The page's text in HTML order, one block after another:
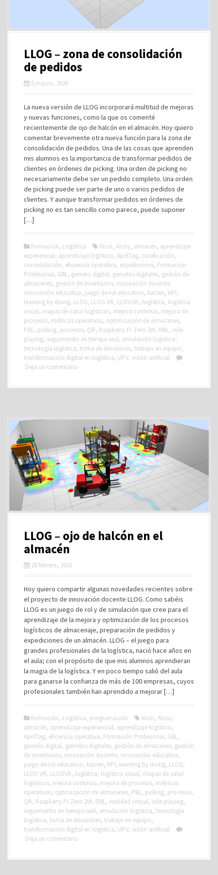
LLOG – zona de consolidación
de pedidos
5 marzo, 2026
La nueva versión de LLOG incorporará multitud de mejoras
y nuevas funciones, como la que os comenté
recientemente de ojo de halcón en el almacén. Hoy quiero
comentar brevemente otra nueva función para la zona de
consolidación de pedidos. Una de las cosas que aprenden
mis alumnos es la importancia de transformar pedidos de
clientes en órdenes de picking. Una orden de picking no
necesariamente debe ser un pedido completo. Una orden
de picking puede ser parte de uno o varios pedidos de
clientes. Y aunque transformar pedidos en órdenes de
picking no es tan sencillo como parece, puede suponer
[…]
formación, Logística Alcoi, Alcoy, almacén, aprendizaje
experiencial, aprendizaje logístico, AprilTag, clasificación,
consolidación, eficiencia operativa, expediciones, Formación
Profesional, GBL, gemelo digital, gemelos digitales, gestión de
almacenes, gestión de inventarios, innovación docente,
innovación educativa, juego de rol educativo, kaizen, KPI,
learning by doing, LLOG, LLOG VR, LLOGVR, logística, logística
visual, mapas de calor logísticos, mejora continua, mejora de
procesos, métricas operativas, optimización de almacenes,
PBL, picking, procesos, QR, Raspberry Pi Zero 2W, RBL, role-
playing, seguimiento en tiempo real, simulación logística,
tecnología logística, toma de decisiones, trabajo en equipo,
transformación digital en logística, UPV, visión artificial
Deja un comentario
LLOG – ojo de halcón en el
almacén
28 febrero, 2026
Hoy quiero compartir algunas novedades recientes sobre
el proyecto de innovación docente LLOG. Como sabéis
LLOG es un juego de rol y de simulación que cree para el
aprendizaje de la mejora y optimización de los procesos
logísticos de almacenaje, preparación de pedidos y
expediciones de un almacén. LLOG – el juego para
grandes profesionales de la logística, nació hace años en
el aula; con el propósito de que mis alumnos aprendieran
la magia de la logística. Y en poco tiempo salió del aula
para ganarse la confianza de más de 100 empresas, cuyos
profesionales también han aprendido a mejorar […]
formación, Logística, programación Alcoi, Alcoy,
almacén, aprendizaje experiencial, aprendizaje logístico,
AprilTag, eficiencia operativa, Formación Profesional, GBL,
gemelo digital, gemelos digitales, gestión de almacenes, gestión
de inventarios, innovación docente, innovación educativa,
juego de rol educativo, kaizen, KPI, learning by doing, LLOG,
LLOG VR, LLOGVR, logística, logística visual, mapas de calor
logísticos, mejora continua, mejora de procesos, métricas
operativas, optimización de almacenes, PBL, picking, procesos,
QR, Raspberry Pi Zero 2W, RBL, realidad virtual, role-playing,
seguimiento en tiempo real, simulación logística, tecnología
logística, toma de decisiones, trabajo en equipo,
transformación digital en logística, UPV, visión artificial
Deja un comentario